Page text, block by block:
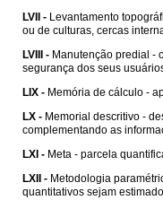
LVII - Levantamento
ou de culturas, cercas
LVIII - Manutenção predial -
segurança dos seus
LIX - Memória de cálculo -
LX - Memorial descritivo -
complementando as
LXI - Meta - parcela
LXII - Metodologia
quantitativos sejam